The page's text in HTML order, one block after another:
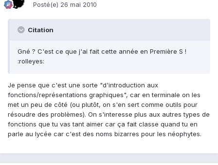
Posté(e) 26 mai 2010
Citation
Gné ? C'est ce que j'ai fait cette année en Première S !
:rolleyes:
Je pense que c'est une sorte "d'introduction aux
fonctions/représentations graphiques", car en terminale on les
met un peu de côté (ou plutôt, on s'en sert comme outils pour
résoudre des problèmes). On s'interesse plus aux autres types de
fonctions que tu vas tant aimer car ça fait classe quand tu en
parle au lycée car c'est des noms bizarres pour les néophytes.